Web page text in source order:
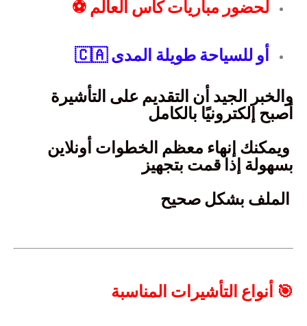
لحضور مباريات كأس العالم ⚽
أو للسياحة طويلة المدى 🇨🇦
والخبر الجيد أن التقديم على التأشيرة
أصبح إلكترونيًا بالكامل
ويمكنك إنهاء معظم الخطوات أونلاين
بسهولة إذا قمت بتجهيز
الملف بشكل صحيح
🎯 أنواع التأشيرات المناسبة